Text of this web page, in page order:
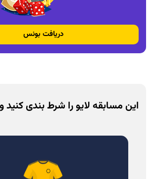
دریافت بونس
این مسابقه لایو را شرط بندی کنید